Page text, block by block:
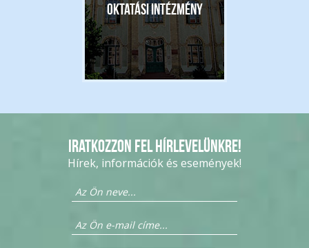
Oktatási intézmény
Iratkozzon fel hírlevelünkre!
Hírek, információk és események!